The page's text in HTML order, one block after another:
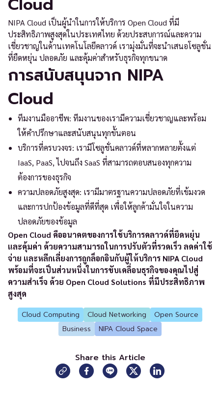
NIPA Cloud เป็นผู้นำในการให้บริการ Open Cloud ที่มี
ประสิทธิภาพสูงสุดในประเทศไทย ด้วยประสบการณ์และความ
เชี่ยวชาญในด้านเทคโนโลยีคลาวด์ เรามุ่งมั่นที่จะนำเสนอโซลูชั่น
ที่ยืดหยุ่น ปลอดภัย และคุ้มค่าสำหรับธุรกิจทุกขนาด
การสนับสนุนจาก NIPA
Cloud
ทีมงานมืออาชีพ: ทีมงานของเรามีความเชี่ยวชาญและพร้อม
ให้คำปรึกษาและสนับสนุนทุกขั้นตอน
บริการที่ครบวงจร: เรามีโซลูชั่นคลาวด์ที่หลากหลายตั้งแต่
IaaS, PaaS, ไปจนถึง SaaS ที่สามารถตอบสนองทุกความ
ต้องการของธุรกิจ
ความปลอดภัยสูงสุด: เรามีมาตรฐานความปลอดภัยที่เข้มงวด
และการปกป้องข้อมูลที่ดีที่สุด เพื่อให้ลูกค้ามั่นใจในความ
ปลอดภัยของข้อมูล
Open Cloud คืออนาคตของการใช้บริการคลาวด์ที่ยืดหยุ่น
และคุ้มค่า ด้วยความสามารถในการปรับตัวที่รวดเร็ว ลดค่าใช้
จ่าย และหลีกเลี่ยงการถูกล็อกอินกับผู้ให้บริการ NIPA Cloud
พร้อมที่จะเป็นส่วนหนึ่งในการขับเคลื่อนธุรกิจของคุณไปสู่
ความสำเร็จ ด้วย Open Cloud Solutions ที่มีประสิทธิภาพ
สูงสุด
Cloud Computing Cloud Networking
Open Source
Business
NIPA Cloud Space
Share this Article